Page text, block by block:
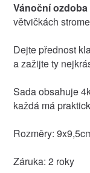
Vánoční
větvičkách
Dejte přednost
a zažijte ty
Sada obsahuje
každá má
Rozměry:
Záruka: 2 roky